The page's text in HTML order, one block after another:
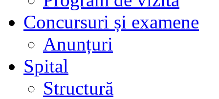
Concursuri și examene
Anunțuri
Spital
Structură